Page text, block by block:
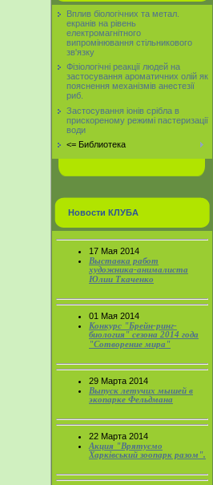
Вплив біологічних та метал.
екранів на рівень
електромагнітного
випромінювання стільникового
зв'язку
Фізіологічні реакції людей на
застосування ароматичних олій як
пояснення механізмів анестезії
риб.
Застосування іонів срібла в
прискореному режимі пастеризації
води
<= Библиотека
Новости КЛУБА
17 Мая 2014
Выставка работ
художника-анималиста
Юлии Ткаченко
01 Мая 2014
Конкурс "Брейн-ринг-
биология" сезона 2014 года
"Сотворение мира"
29 Марта 2014
Выпуск летучих мышей в
экопарке Фельдмана
22 Марта 2014
Акция "Врятуємо
Харківський зоопарк разом".